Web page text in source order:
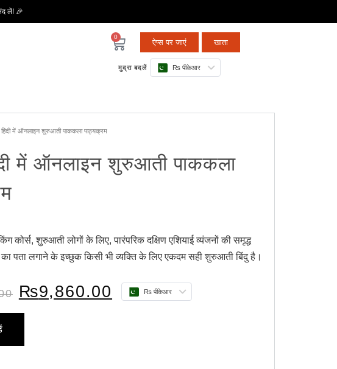
लें! 🎉
0
ऐप्स पर जाएं खाता
मुद्रा बदलें ₨ पीकेआर
हिंदी में ऑनलाइन शुरुआती पाककला पाठ्यक्रम
में ऑनलाइन शुरुआती पाककला
कोर्स, शुरुआती लोगों के लिए, पारंपरिक दक्षिण एशियाई व्यंजनों की समृद्ध
का पता लगाने के इच्छुक किसी भी व्यक्ति के लिए एकदम सही शुरुआती बिंदु है।
₨9,860.00 ₨ पीकेआर